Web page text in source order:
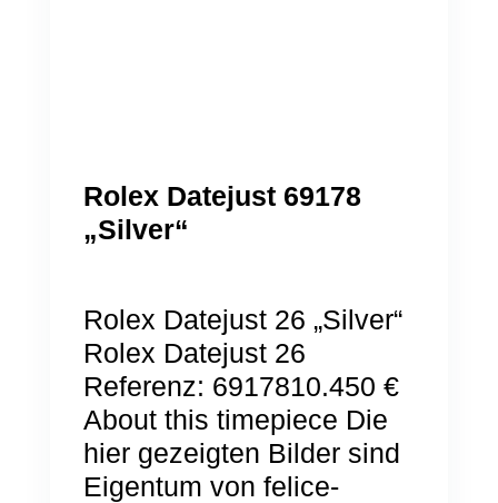
Rolex Datejust 69178
„Silver“
Rolex Datejust 26 „Silver“
Rolex Datejust 26
Referenz: 6917810.450 €
About this timepiece Die
hier gezeigten Bilder sind
Eigentum von felice-